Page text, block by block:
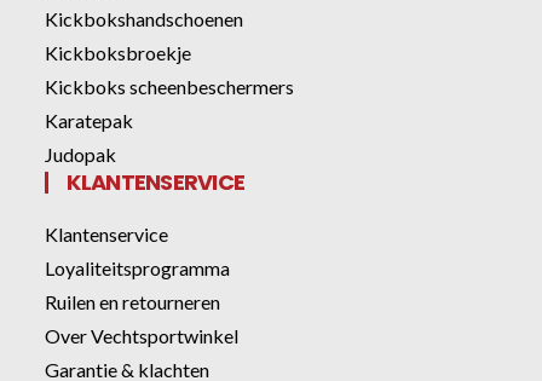
Kickbokshandschoenen
Kickboksbroekje
Kickboks scheenbeschermers
Karatepak
Judopak
KLANTENSERVICE
Klantenservice
Loyaliteitsprogramma
Ruilen en retourneren
Over Vechtsportwinkel
Garantie & klachten